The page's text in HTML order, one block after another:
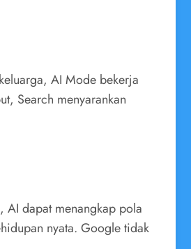
AI Mode bekerja
Search menyarankan
AI dapat menangkap pola
nyata. Google tidak